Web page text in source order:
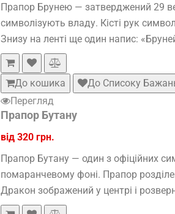
Прапор Брунею — затверджений 29
символізують владу. Кісті рук
Знизу на ленті ще один напис:
До кошика До Списоку
Перегляд
Прапор Бутану
від 320 грн.
Прапор Бутану — один з офіційних
помаранчевому фоні. Прапор
Дракон зображений у центрі і